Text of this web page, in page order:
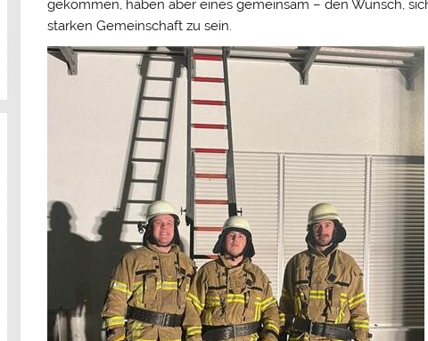
gekommen, haben aber eines gemeinsam – den Wunsch,
starken Gemeinschaft zu sein.